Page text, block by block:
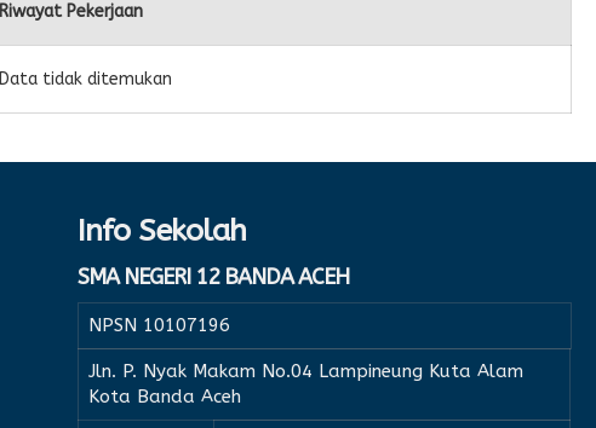
Riwayat Pekerjaan
Data tidak ditemukan
Info Sekolah
SMA NEGERI 12 BANDA ACEH
NPSN 10107196
Jln. P. Nyak Makam No.04 Lampineung Kuta Alam
Kota Banda Aceh